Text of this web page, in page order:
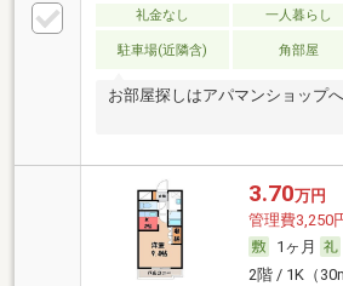
礼金なし 一人暮らし
駐車場(近隣含) 角部屋
お部屋探しはアパマンショップへ
3.70万円
管理費3,250
1ヶ月
2階 / 1K（